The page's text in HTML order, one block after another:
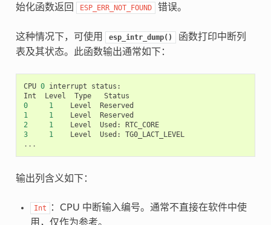
始化函数返回
ESP_ERR_NOT_FOUND 错误。
这种情况下，可使用 esp_intr_dump()
函数打印中断列
表及其状态。此函数输出通常如下：
CPU 0 interrupt status :
Int
Level Type
Status
0
1 Level
Reserved
1
1 Level
Reserved
2
1 Level Used :
RTC_CORE
3
1 Level Used :
TG0_LACT_LEVEL
...
输出列含义如下：
Int
：CPU 中断输入编号。通常不直接在软件中使
用，仅作为参考。